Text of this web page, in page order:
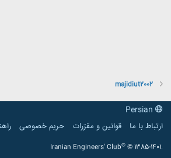
majidiut2002
ارتباط با ما
قوانین و مقرّرات حریم خصوصی
Iranian Engineers' Club® © 1385-1401.